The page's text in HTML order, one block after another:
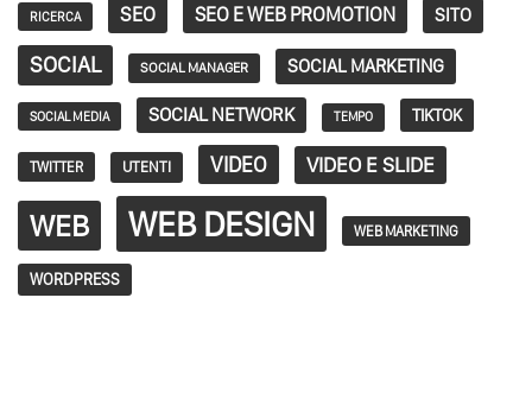
RICERCA SEO SEO E WEB PROMOTION SITO
SOCIAL SOCIAL MANAGER SOCIAL MARKETING
SOCIAL MEDIA SOCIAL NETWORK TEMPO TIKTOK
TWITTER UTENTI VIDEO VIDEO E SLIDE
WEB WEB DESIGN WEB MARKETING
WORDPRESS